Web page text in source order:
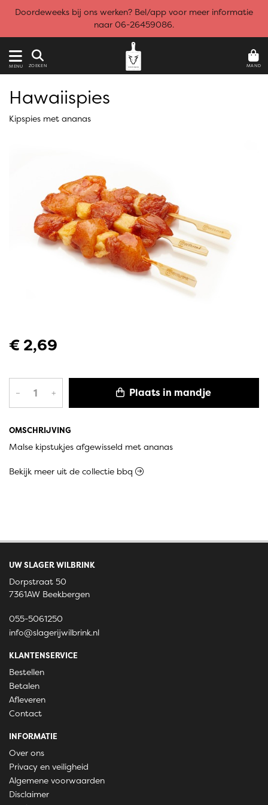
Doordeweeks bij ons werken? Bel/app voor meer informatie
naar 06-26459086.
MENU ZOEKEN MAND
OMSCHRIJVING
Malse kipstukjes afgewisseld met ananas
Hawaiispies
Kipspies met ananas
€ 2,69
– + Plaats in mandje
Bekijk meer uit de collectie bbq
UW SLAGER WILBRINK
Dorpstraat 50
7361AW Beekbergen
055-5061250
info@slagerijwilbrink.nl
KLANTENSERVICE
Bestellen
Betalen
Afleveren
Contact
INFORMATIE
Over ons
Privacy en veiligheid
Algemene voorwaarden
Disclaimer